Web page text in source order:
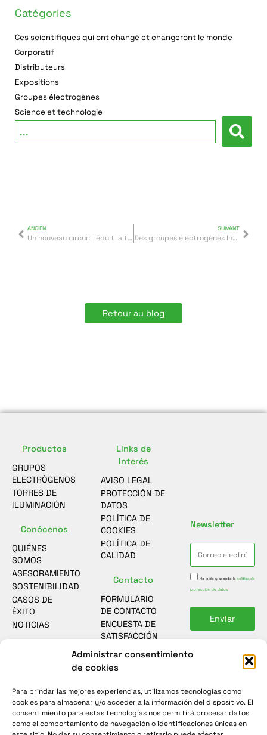
Administrar consentimiento
de cookies
Para brindar las mejores experiencias, utilizamos tecnologías como
cookies para almacenar y/o acceder a la información del dispositivo. El
consentimiento para estas tecnologías nos permitirá procesar datos
como el comportamiento de navegación o identificaciones únicas en
Catégories
Ces scientifiques qui ont changé et changeront le monde
Corporatif
Distributeurs
Expositions
Groupes électrogènes
Science et technologie
ANCIEN
Un nouveau circuit réduit la taille et le coût de l’électronique de puissance
SUIVANT
Des groupes électrogènes Inmesol pour des centres de données
Retour au blog
Productos
GRUPOS
ELECTRÓGENOS
TORRES DE
ILUMINACIÓN
Conócenos
QUIÉNES
SOMOS
ASESORAMIENTO
SOSTENIBILIDAD
CASOS DE
ÉXITO
NOTICIAS
Links de
Interés
AVISO LEGAL
PROTECCIÓN DE
DATOS
POLÍTICA DE
COOKIES
POLÍTICA DE
CALIDAD
Contacto
FORMULARIO
DE CONTACTO
ENCUESTA DE
SATISFACCIÓN
Newsletter
He leído y acepto lapolítica de
protección de datos
Enviar